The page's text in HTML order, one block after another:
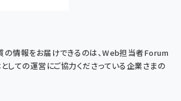
の情報をお届けできるのは、Web担当者Forum
しての運営にご協力くださっている企業さまの